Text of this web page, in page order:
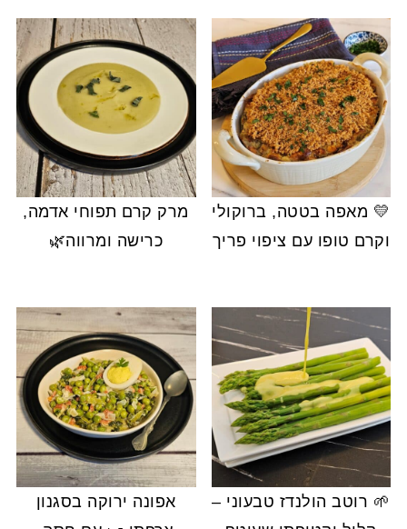
💛 מאפה בטטה, ברוקולי
וקרם טופו עם ציפוי פריך
מרק קרם תפוחי אדמה,
כרישה ומרווה🌿
🌱 רוטב הולנדז טבעוני –
אפונה ירוקה בסגנון